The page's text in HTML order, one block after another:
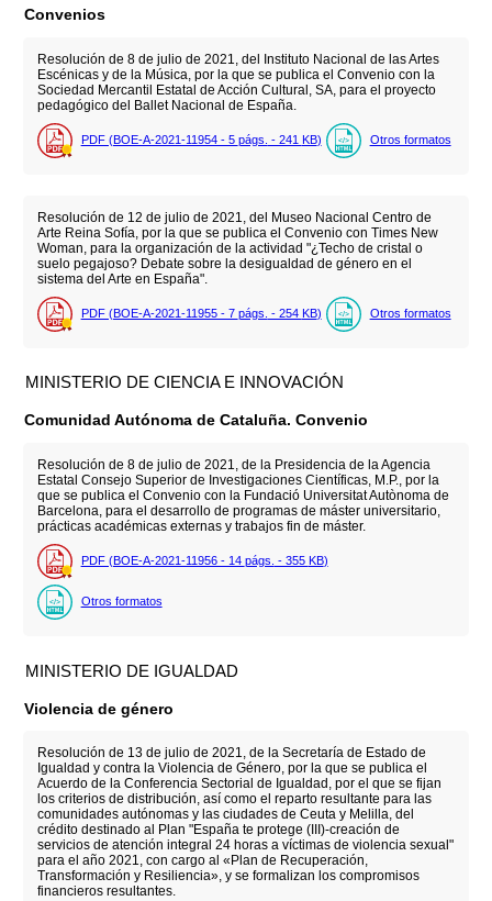
Convenios
Resolución de 8 de julio de 2021, del Instituto Nacional de las Artes
Escénicas y de la Música, por la que se publica el Convenio con la
Sociedad Mercantil Estatal de Acción Cultural, SA, para el proyecto
pedagógico del Ballet Nacional de España.
PDF (BOE-A-2021-11954 - 5 págs. - 241 KB) Otros formatos
Resolución de 12 de julio de 2021, del Museo Nacional Centro de
Arte Reina Sofía, por la que se publica el Convenio con Times New
Woman, para la organización de la actividad "¿Techo de cristal o
suelo pegajoso? Debate sobre la desigualdad de género en el
sistema del Arte en España".
PDF (BOE-A-2021-11955 - 7 págs. - 254 KB) Otros formatos
MINISTERIO DE CIENCIA E INNOVACIÓN
Comunidad Autónoma de Cataluña. Convenio
Resolución de 8 de julio de 2021, de la Presidencia de la Agencia
Estatal Consejo Superior de Investigaciones Científicas, M.P., por la
que se publica el Convenio con la Fundació Universitat Autònoma de
Barcelona, para el desarrollo de programas de máster universitario,
prácticas académicas externas y trabajos fin de máster.
PDF (BOE-A-2021-11956 - 14 págs. - 355 KB)
Otros formatos
MINISTERIO DE IGUALDAD
Violencia de género
Resolución de 13 de julio de 2021, de la Secretaría de Estado de
Igualdad y contra la Violencia de Género, por la que se publica el
Acuerdo de la Conferencia Sectorial de Igualdad, por el que se fijan
los criterios de distribución, así como el reparto resultante para las
comunidades autónomas y las ciudades de Ceuta y Melilla, del
crédito destinado al Plan "España te protege (III)-creación de
servicios de atención integral 24 horas a víctimas de violencia sexual"
para el año 2021, con cargo al «Plan de Recuperación,
Transformación y Resiliencia», y se formalizan los compromisos
financieros resultantes.